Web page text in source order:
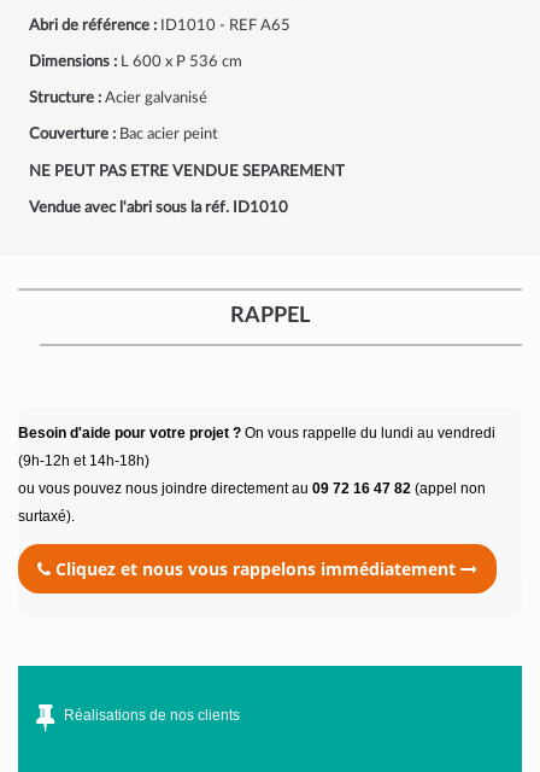
Abri de référence : ID1010 - REF A65
Dimensions : L 600 x P 536 cm
Structure : Acier galvanisé
Couverture : Bac acier peint
NE PEUT PAS ETRE VENDUE SEPAREMENT
Vendue avec l'abri sous la réf. ID1010
RAPPEL
Besoin d'aide pour votre projet ? On vous rappelle du lundi au vendredi
(9h-12h et 14h-18h)
ou vous pouvez nous joindre directement au 09 72 16 47 82 (appel non
surtaxé).
Cliquez et nous vous rappelons immédiatement
Réalisations de nos clients